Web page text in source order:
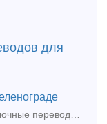
для
Наше предприятие изготавливает стрелочные переводы СП18 , СП 33, СП 34 , СП 38 и СП 43 с любой крестовиной, любой сторонности, на любую колею. Под заказ любой проект. Так же изготовим номерные башмаки